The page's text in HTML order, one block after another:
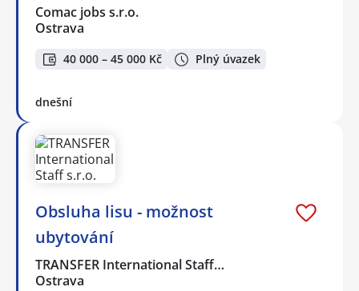
Comac jobs s.r.o.
Ostrava
40 000 – 45 000 Kč Plný úvazek
dnešní
Obsluha lisu - možnost
ubytování
TRANSFER International Staff…
Ostrava